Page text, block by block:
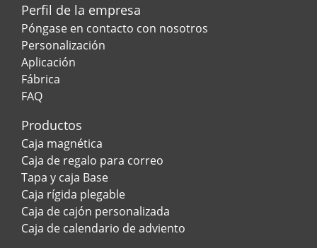
Perfil de la empresa
Póngase en contacto con nosotros
Personalización
Aplicación
Fábrica
FAQ
Productos
Caja magnética
Caja de regalo para correo
Tapa y caja Base
Caja rígida plegable
Caja de cajón personalizada
Caja de calendario de adviento